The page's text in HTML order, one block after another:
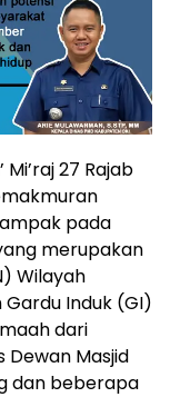
27 Rajab
pada
merupakan
Wilayah
Induk (GI)
dari
Dewan Masjid
dan beberapa